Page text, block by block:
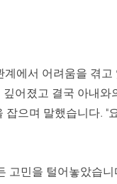
에서 어려움을 겪
어졌고 결국 아내
으며 말했습니다. "
고민을 털어놓았습